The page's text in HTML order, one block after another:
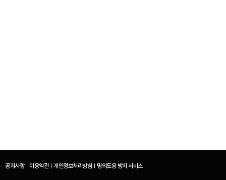
공지사항 이용약관 개인정보처리방침 명의도용 방지 서비스